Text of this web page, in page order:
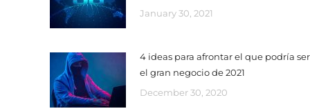
January 30, 2021
4 ideas para afrontar el que podría ser
el gran negocio de 2021
December 30, 2020